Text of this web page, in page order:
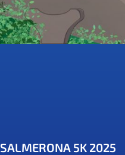
SALMERONA 5K 2025